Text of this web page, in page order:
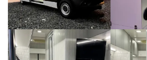
carreras”, detalla la joven